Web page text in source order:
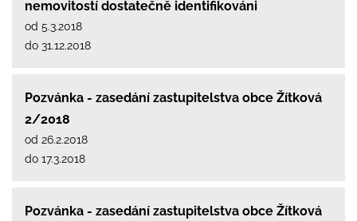
nemovitostí dostatečně identifikováni
od 5.3.2018
do 31.12.2018
Pozvánka - zasedání zastupitelstva obce Žítková
2/2018
od 26.2.2018
do 17.3.2018
Pozvánka - zasedání zastupitelstva obce Žítková